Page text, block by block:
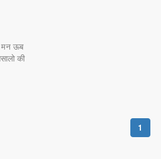
मन ऊब
की
1